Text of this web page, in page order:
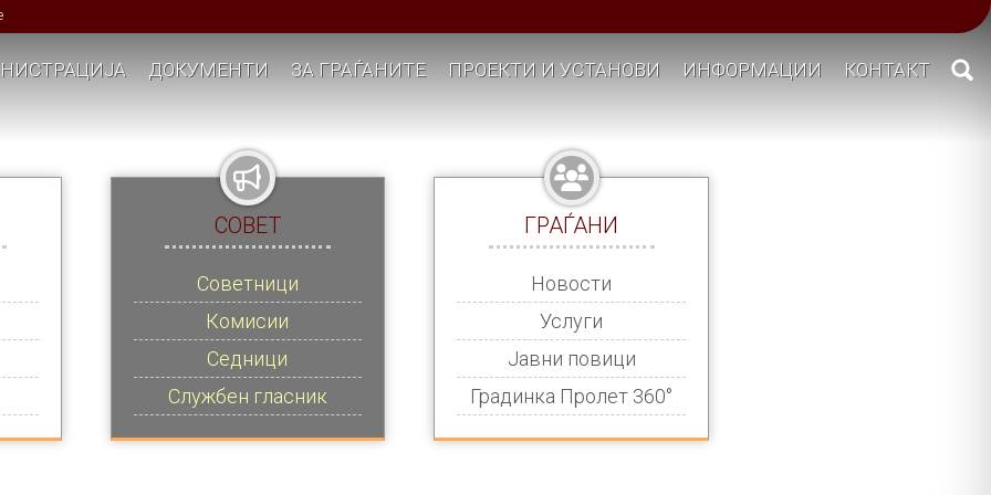
ДОКУМЕНТИ ЗА ГРАЃАНИТЕ ПРОЕКТИ И УСТАНОВИ ИНФОРМАЦИИ КОНТАКТ
СОВЕТ
Советници
Комисии
Седници
Службен гласник
ГРАЃАНИ
Новости
Услуги
Јавни повици
Градинка Пролет 360°